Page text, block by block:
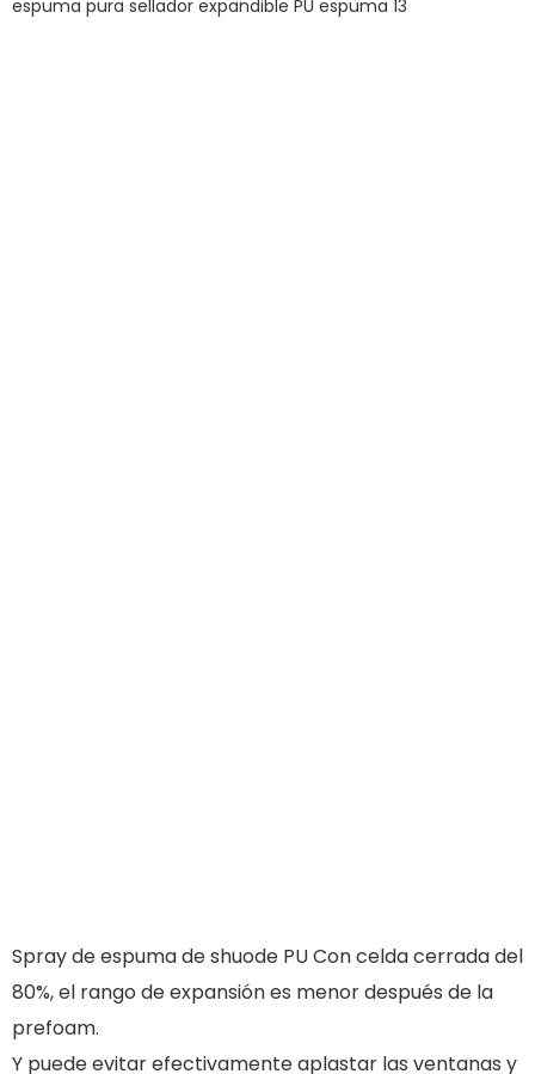
Spray de espuma de shuode PU Con celda cerrada del
80%, el rango de expansión es menor después de la
prefoam.
Y puede evitar efectivamente aplastar las ventanas y